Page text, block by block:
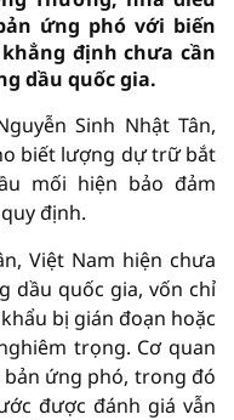
ứng phó với biến
định chưa cần
dầu quốc gia.
Sinh Nhật Tân,
biết lượng dự trữ bắt
mối hiện bảo đảm
định.
Việt Nam hiện chưa
dầu quốc gia, vốn chỉ
bị gián đoạn hoặc
trọng. Cơ quan
ứng phó, trong đó
được đánh giá vẫn